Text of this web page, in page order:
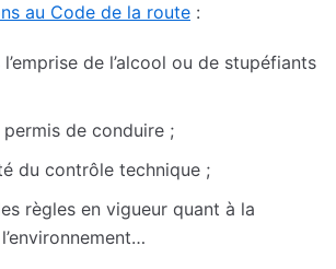
au Code de la route :
de l’alcool ou de stupéfiants
de conduire ;
du contrôle technique ;
règles en vigueur quant à la